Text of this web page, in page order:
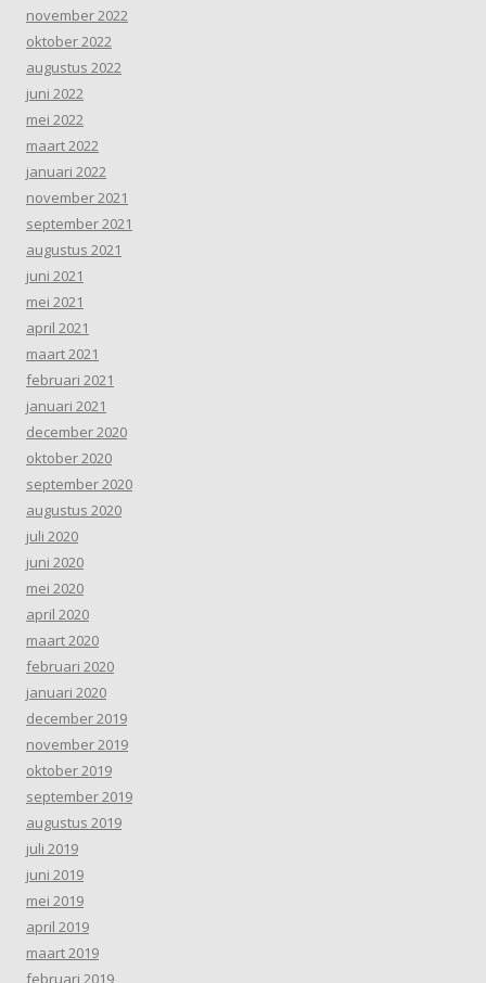
november 2022
oktober 2022
augustus 2022
juni 2022
mei 2022
maart 2022
januari 2022
november 2021
september 2021
augustus 2021
juni 2021
mei 2021
april 2021
maart 2021
februari 2021
januari 2021
december 2020
oktober 2020
september 2020
augustus 2020
juli 2020
juni 2020
mei 2020
april 2020
maart 2020
februari 2020
januari 2020
december 2019
november 2019
oktober 2019
september 2019
augustus 2019
juli 2019
juni 2019
mei 2019
april 2019
maart 2019
februari 2019